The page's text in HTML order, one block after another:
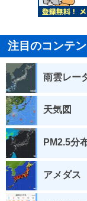
注目のコンテ
雨雲レー
天気図
PM2.5分
アメダス